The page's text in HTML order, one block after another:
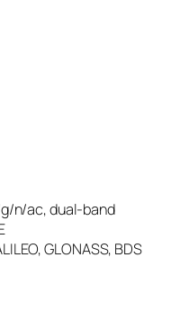
n/ac, dual-band
GLONASS, BDS